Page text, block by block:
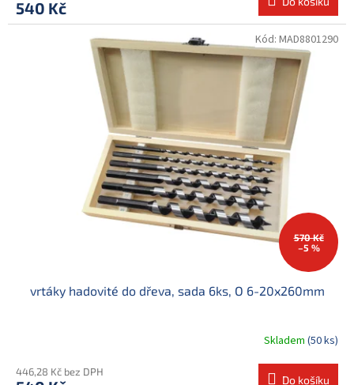
540 Kč
570 Kč
–5 %
vrtáky hadovité do dřeva, sada 6ks, O 6-20x260mm
Skladem (50 ks)
446,28 Kč bez DPH
Do košíku
Kód: MAD8801290